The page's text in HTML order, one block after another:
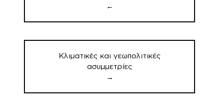
←
Κλιματικές και γεωπολιτικές
ασυμμετρίες
→